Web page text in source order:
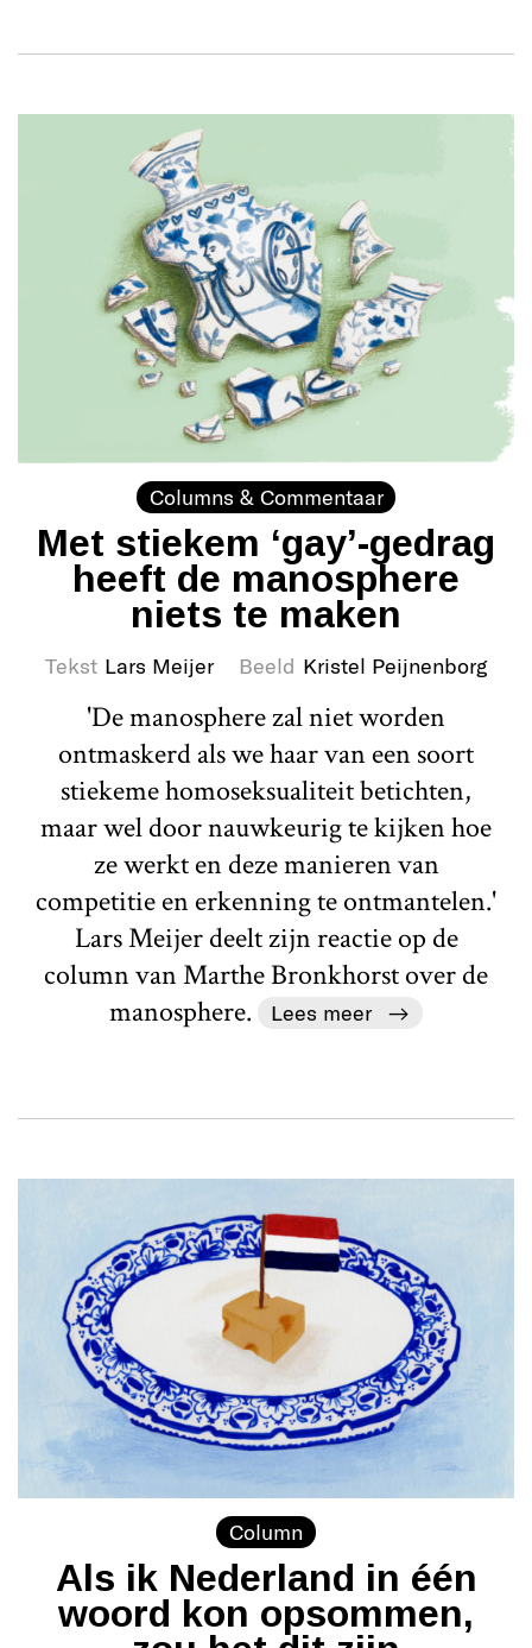
Columns & Commentaar
Met stiekem ‘gay’-gedrag
heeft de manosphere
niets te maken
Tekst Lars Meijer Beeld Kristel Peijnenborg
'De manosphere zal niet worden
ontmaskerd als we haar van een soort
stiekeme homoseksualiteit betichten,
maar wel door nauwkeurig te kijken hoe
ze werkt en deze manieren van
competitie en erkenning te ontmantelen.'
Lars Meijer deelt zijn reactie op de
column van Marthe Bronkhorst over de
manosphere.
Lees meer
Column
Als ik Nederland in één
woord kon opsommen,